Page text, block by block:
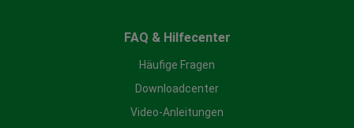
FAQ & Hilfecenter
Häufige Fragen
Downloadcenter
Video-Anleitungen